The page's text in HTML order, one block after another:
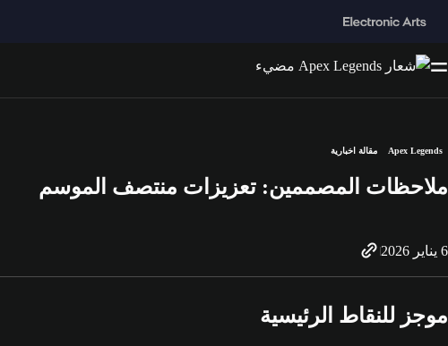
Apex Legends مقالة اخبارية
ملاحظات المصممين: تعزيزات منتصف الموسم
6 يناير 2026
موجز للنقاط الرئيسية